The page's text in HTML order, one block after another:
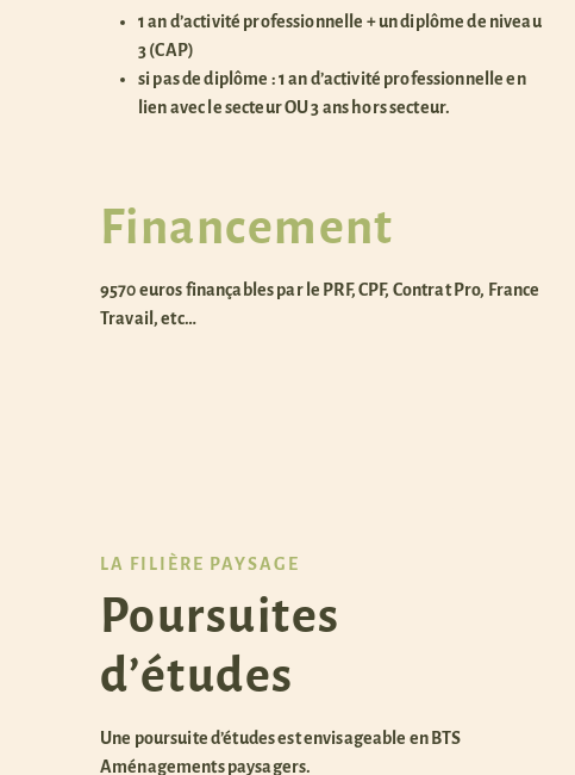
1 an d’activité professionnelle + un diplôme de niveau
3 (CAP)
si pas de diplôme : 1 an d’activité professionnelle en
lien avec le secteur OU 3 ans hors secteur.
Financement
9570 euros finançables par le PRF, CPF, Contrat Pro, France
Travail, etc…
LA FILIÈRE PAYSAGE
Poursuites
d’études
Une poursuite d’études est envisageable en BTS
Aménagements paysagers.